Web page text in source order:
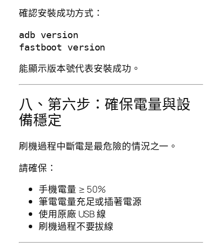
確認安裝成功方式：
adb version
能顯示版本號代表安裝成功。
八、第六步：確保電量與設
備穩定
刷機過程中斷電是最危險的情況之一。
請確保：
手機電量 ≥ 50%
筆電電量充足或插著電源
使用原廠 USB 線
刷機過程不要拔線